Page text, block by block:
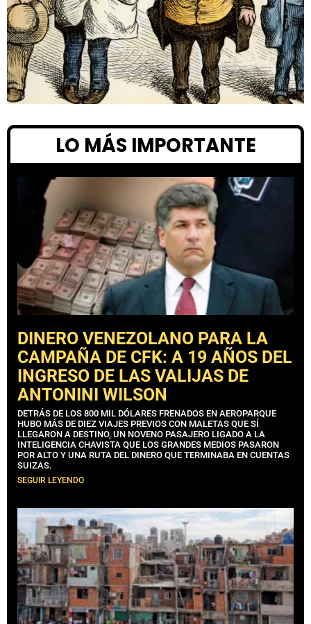
LO MÁS IMPORTANTE
DINERO VENEZOLANO PARA LA
CAMPAÑA DE CFK: A 19 AÑOS DEL
INGRESO DE LAS VALIJAS DE
ANTONINI WILSON
DETRÁS DE LOS 800 MIL DÓLARES FRENADOS EN AEROPARQUE
HUBO MÁS DE DIEZ VIAJES PREVIOS CON MALETAS QUE SÍ
LLEGARON A DESTINO, UN NOVENO PASAJERO LIGADO A LA
INTELIGENCIA CHAVISTA QUE LOS GRANDES MEDIOS PASARON
POR ALTO Y UNA RUTA DEL DINERO QUE TERMINABA EN CUENTAS
SUIZAS.
SEGUIR LEYENDO